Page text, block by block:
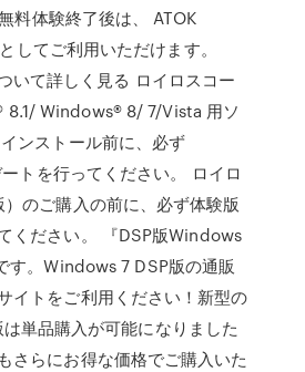
料体験終了後は、 ATOK
してご利用いただけます。
いて詳しく見る ロイロスコー
8.1/ Windows® 8/ 7/Vista 用ソ
ンストール前に、必ず
トを行ってください。 ロイロ
のご購入の前に、必ず体験版
ください。 『DSP版Windows
す。Windows 7 DSP版の通販
イトをご利用ください！新型の
単品購入が可能になりました
さらにお得な価格でご購入いた